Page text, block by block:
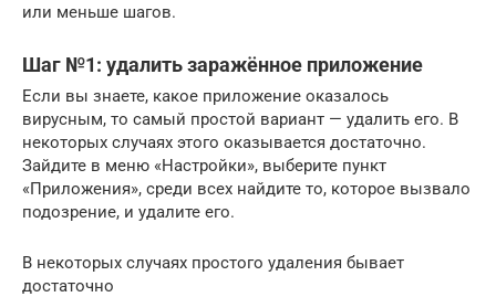
или меньше шагов.
Шаг №1: удалить заражённое приложение
Если вы знаете, какое приложение оказалось
вирусным, то самый простой вариант — удалить его. В
некоторых случаях этого оказывается достаточно.
Зайдите в меню «Настройки», выберите пункт
«Приложения», среди всех найдите то, которое вызвало
подозрение, и удалите его.
В некоторых случаях простого удаления бывает
достаточно